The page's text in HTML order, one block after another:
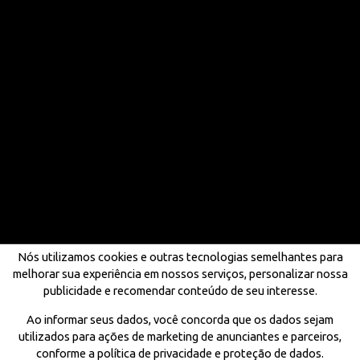
Nós utilizamos cookies e outras tecnologias semelhantes para
melhorar sua experiência em nossos serviços, personalizar nossa
publicidade e recomendar conteúdo de seu interesse.
Ao informar seus dados, você concorda que os dados sejam
utilizados para ações de marketing de anunciantes e parceiros,
conforme a política de privacidade e proteção de dados.